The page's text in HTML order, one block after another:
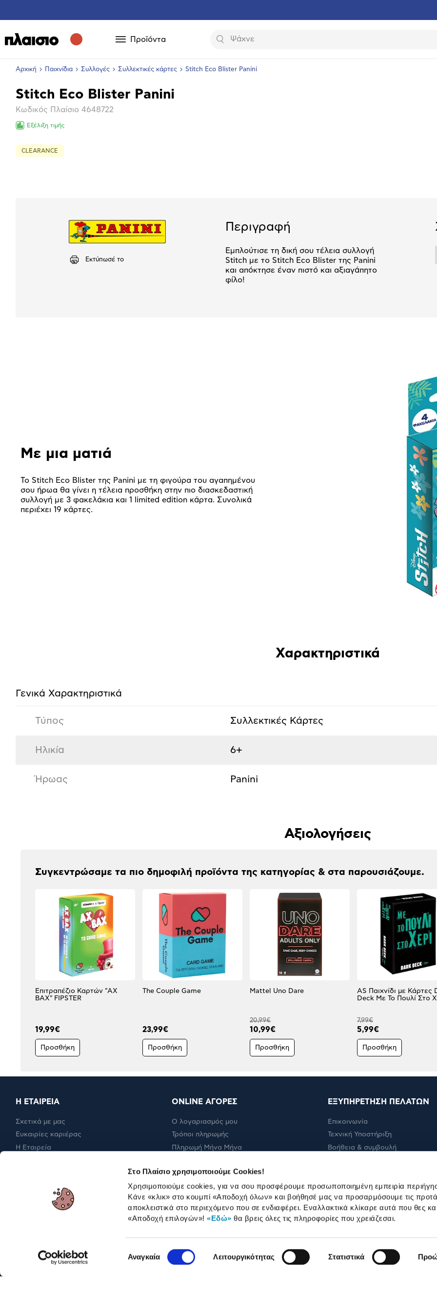
Στο Πλαίσιο χρησιμοποιούμε Cookies!
Χρησιμοποιούμε cookies, για να σου προσφέρουμε προσωποποιημένη εμπειρία
Κάνε «κλικ» στο κουμπί «Αποδοχή όλων» και βοήθησέ μας να προσαρμόσουμε τις
αποκλειστικά στο περιεχόμενο που σε ενδιαφέρει. Εναλλακτικά κλίκαρε αυτά που θες
«Αποδοχή επιλογών»!«Εδώ» θα βρεις όλες τις πληροφορίες που χρειάζεσαι.
συγκατάθεσης
Αναγκαία Λειτουργικότητας Στατιστικά
Προϊόντα Αναζήτηση
Αρχική Παιχνίδια Συλλογές Συλλεκτικές κάρτες Stitch Eco Blister Panini
Βασικά
χαρακτηριστικά
Stitch Eco Blister Panini
Κωδικός Πλαίσιο 4648722
Εξέλιξη τιμής
CLEARANCE
Εκτύπωσέ το
Περιγραφή
Εμπλούτισε τη δική σου τέλεια συλλογή
Stitch με το Stitch Eco Blister της Panini
και απόκτησε έναν πιστό και αξιαγάπητο
φίλο!
Με μια ματιά
Το Stitch Eco Blister της Panini με τη φιγούρα του αγαπημένου
σου ήρωα θα γίνει η τέλεια προσθήκη στην πιο διασκεδαστική
συλλογή με 3 φακελάκια και 1 limited edition κάρτα. Συνολικά
περιέχει 19 κάρτες.
Χαρακτηριστικά
Γενικά Χαρακτηριστικά
Τύπος Συλλεκτικές Κάρτες
Ηλικία 6+
Ήρωας Panini
Αξιολογήσεις
Συγκεντρώσαμε τα πιο δημοφιλή προϊόντα της κατηγορίας & στα παρουσιάζουμε.
Επιτραπέζιο Καρτών "AX
BAX" FIPSTER
19,99€
Προσθήκη
The Couple Game
23,99€
Προσθήκη
Mattel Uno Dare
20,99€
10,99€
Προσθήκη
AS Παιχνίδι με Κάρτες
Deck Με Το Πουλί Στο
7,99€
5,99€
Προσθήκη
Η ΕΤΑΙΡΕΙΑ
Σχετικά με μας
Ευκαιρίες καριέρας
Η Εταιρεία
ONLINE ΑΓΟΡΕΣ
Ο λογαριασμός μου
Τρόποι πληρωμής
Πληρωμή Μήνα Μήνα
Επιστροφές
ΕΞΥΠΗΡΕΤΗΣΗ ΠΕΛΑΤΩΝ
Επικοινωνία
Τεχνική Υποστήριξη
Βοήθεια & συμβουλή
Όροι εμπορικών ενεργειών
Καταστήματα
ΓΙΑ ΕΠΑΓΓΕΛΜΑΤΙΕΣ